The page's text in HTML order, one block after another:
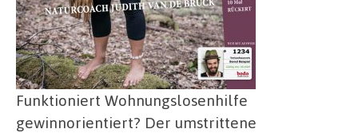
Funktioniert Wohnungslosenhilfe
gewinnorientiert? Der umstrittene